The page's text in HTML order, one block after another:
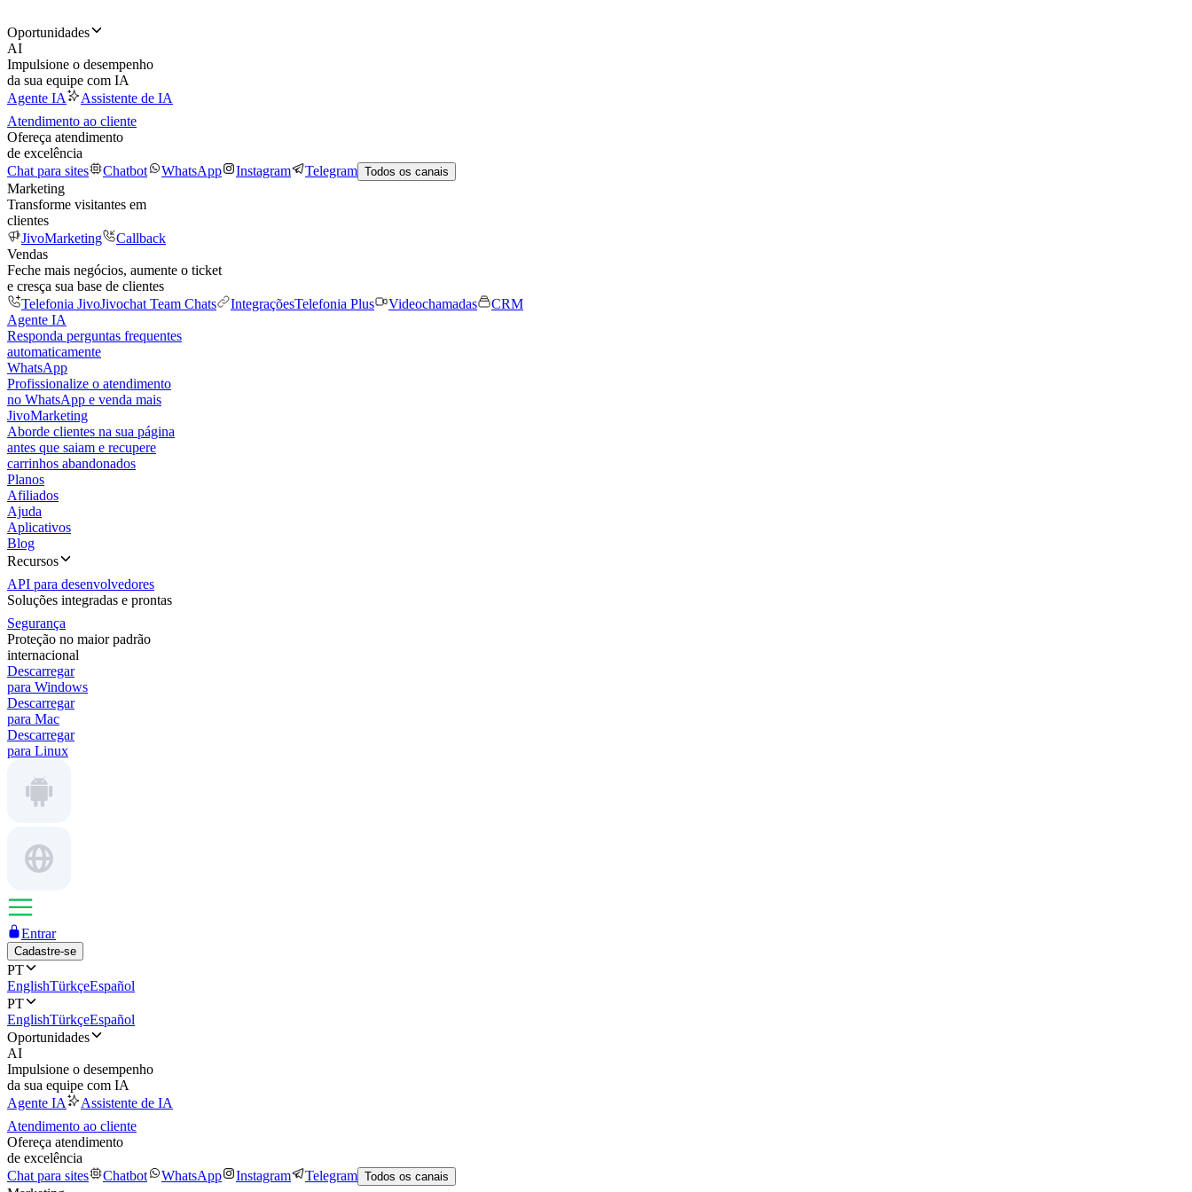
Oportunidades
AI
Impulsione o desempenho
da sua equipe com IA
Agente IA
Assistente de IA
Atendimento ao cliente
Ofereça atendimento
de excelência
Chat para sites
Chatbot WhatsApp Instagram Telegram Todos os canais
Marketing
Transforme visitantes em
clientes
JivoMarketing
Callback
Vendas
Feche mais negócios, aumente o ticket
e cresça sua base de clientes
Telefonia JivoJivochat Team Chats IntegraçõesTelefonia Plus Videochamadas
CRM
Agente IA
Responda perguntas frequentes
automaticamente
WhatsApp
Profissionalize o atendimento
no WhatsApp e venda mais
JivoMarketing
Aborde clientes na sua página
antes que saiam e recupere
carrinhos abandonados
Planos
Afiliados
Ajuda
Aplicativos
Blog
Recursos
API para desenvolvedores
Soluções integradas e prontas
Segurança
Proteção no maior padrão
internacional
Descarregar
para Windows
Descarregar
para Mac
Descarregar
para Linux
Entrar
Cadastre-se
PT
EnglishTürkçeEspañol
PT
EnglishTürkçeEspañol
Oportunidades
AI
Impulsione o desempenho
da sua equipe com IA
Agente IA
Assistente de IA
Atendimento ao cliente
Ofereça atendimento
de excelência
Chat para sites
Chatbot WhatsApp Instagram Telegram Todos os canais